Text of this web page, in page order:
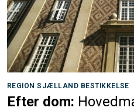
REGION SJÆLLAND BESTIKKELSE
Efter dom: